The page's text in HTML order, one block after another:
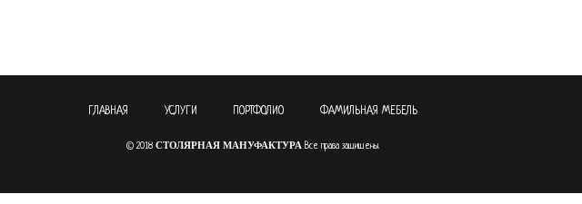
ГЛАВНАЯ УСЛУГИ ПОРТФОЛИО ФАМИЛЬНАЯ МЕБЕЛЬ
© 2018 СТОЛЯРНАЯ МАНУФАКТУРА Все права защищены.